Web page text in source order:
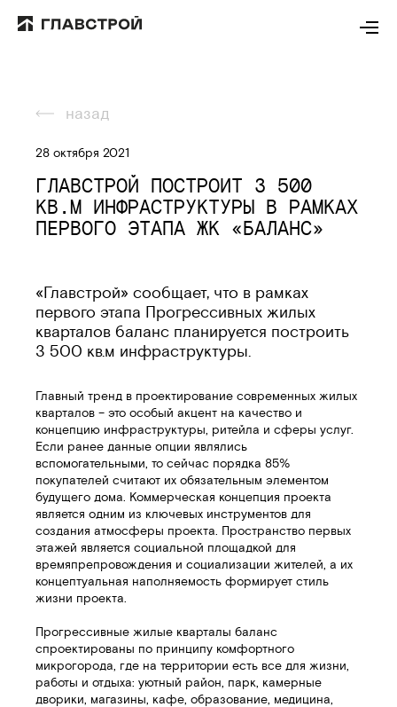
назад
28 октября 2021
ГЛАВСТРОЙ ПОСТРОИТ 3 500
КВ.М ИНФРАСТРУКТУРЫ В РАМКАХ
ПЕРВОГО ЭТАПА ЖК «БАЛАНС»
«Главстрой» сообщает, что в рамках
первого этапа Прогрессивных жилых
кварталов баланс планируется построить
3 500 кв.м инфраструктуры.
Главный тренд в проектирование современных жилых
кварталов – это особый акцент на качество и
концепцию инфраструктуры, ритейла и сферы услуг.
Если ранее данные опции являлись
вспомогательными, то сейчас порядка 85%
покупателей считают их обязательным элементом
будущего дома. Коммерческая концепция проекта
является одним из ключевых инструментов для
создания атмосферы проекта. Пространство первых
этажей является социальной площадкой для
времяпрепровождения и социализации жителей, а их
концептуальная наполняемость формирует стиль
жизни проекта.
Прогрессивные жилые кварталы баланс
спроектированы по принципу комфортного
микрогорода, где на территории есть все для жизни,
работы и отдыха: уютный район, парк, камерные
дворики, магазины, кафе, образование, медицина,